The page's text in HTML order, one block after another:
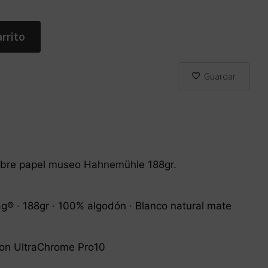
Guardar
papel museo Hahnemühle 188gr.
· 188gr · 100% algodón · Blanco natural mate
UltraChrome Pro10